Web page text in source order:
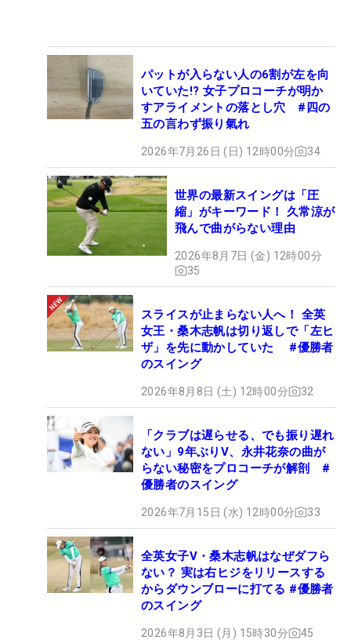
パットが入らない人の6割が左を向
いていた!? 女子プロコーチが明か
すアライメントの落とし穴 #四の
五の言わず振り氣れ
2026年7月26日 (日) 12時00分 34
世界の最新スイングは「圧
縮」がキーワード！ 久常涼が
飛んで曲がらない理由
2026年8月7日 (金) 12時00分
35
スライスが止まらない人へ！ 全英
女王・桑木志帆は切り返しで「左ヒ
ザ」を先に動かしていた #優勝者
のスイング
2026年8月8日 (土) 12時00分 32
「クラブは遅らせる、でも振り遅れ
ない」9年ぶりV、永井花奈の曲が
らない秘密をプロコーチが解剖 #
優勝者のスイング
2026年7月15日 (水) 12時00分 33
全英女子V・桑木志帆はなぜダフら
ない？ 実は右ヒジをリリースする
からダウンブローに打てる #優勝者
のスイング
2026年8月3日 (月) 15時30分 45